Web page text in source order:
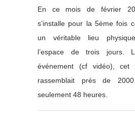
En ce mois de février
s’installe pour la 5ème fois
un véritable lieu
l’espace de trois jours.
événement (cf vidéo), cet
rassemblait près de
seulement 48 heures.